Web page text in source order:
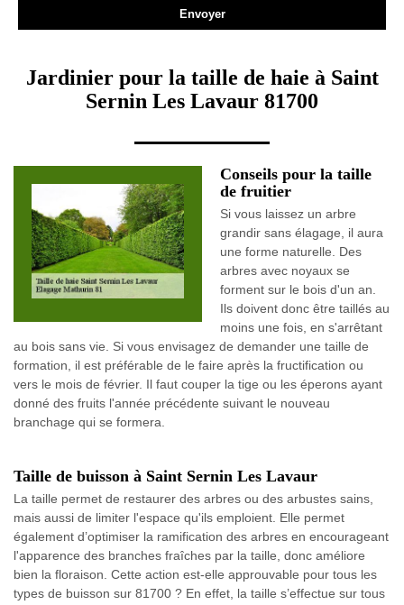
Jardinier pour la taille de haie à Saint
Sernin Les Lavaur 81700
Conseils pour la taille
de fruitier
Si vous laissez un arbre
grandir sans élagage, il aura
une forme naturelle. Des
arbres avec noyaux se
forment sur le bois d'un an.
Ils doivent donc être taillés au
moins une fois, en s'arrêtant
au bois sans vie. Si vous envisagez de demander une taille de
formation, il est préférable de le faire après la fructification ou
vers le mois de février. Il faut couper la tige ou les éperons ayant
donné des fruits l'année précédente suivant le nouveau
branchage qui se formera.
Taille de buisson à Saint Sernin Les Lavaur
La taille permet de restaurer des arbres ou des arbustes sains,
mais aussi de limiter l'espace qu'ils emploient. Elle permet
également d’optimiser la ramification des arbres en encourageant
l'apparence des branches fraîches par la taille, donc améliore
bien la floraison. Cette action est-elle approuvable pour tous les
types de buisson sur 81700 ? En effet, la taille s’effectue sur tous